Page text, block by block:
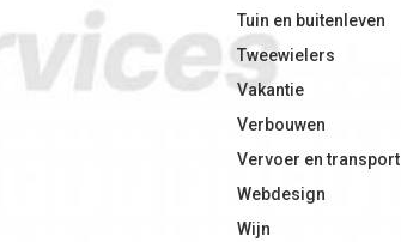
Tuin en buitenleven
Tweewielers
Vakantie
Verbouwen
Vervoer en transport
Webdesign
Wijn